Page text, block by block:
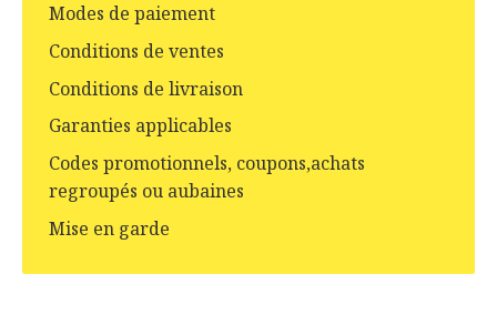
Modes de paiement
Conditions de ventes
Conditions de livraison
Garanties applicables
Codes promotionnels, coupons,achats
regroupés ou aubaines
Mise en garde